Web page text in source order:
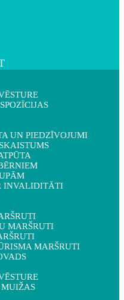
UN PIEDZĪVOJUMI
INVALIDITĀTI
MARŠRUTI
MARŠRUTI